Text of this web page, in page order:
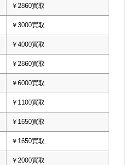
￥2860買取
￥3000買取
￥4000買取
￥2860買取
￥6000買取
￥1100買取
￥1650買取
￥1650買取
￥2000買取